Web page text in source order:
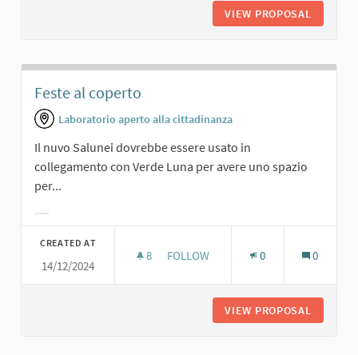
VIEW PROPOSAL
Feste al coperto
Laboratorio aperto alla cittadinanza
Il nuvo Salunei dovrebbe essere usato in
collegamento con Verde Luna per avere uno spazio
per...
CREATED AT
14/12/2024
8 8 FOLLOWERS
FOLLOW 0 0
VIEW PROPOSAL